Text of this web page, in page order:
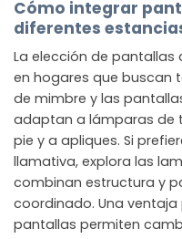
Cómo integrar
diferentes
La elección de
en hogares que buscan
de mimbre y las
adaptan a lámparas de
pie y a apliques. Si
llamativa, explora las
combinan estructura y
coordinado. Una
pantallas permiten